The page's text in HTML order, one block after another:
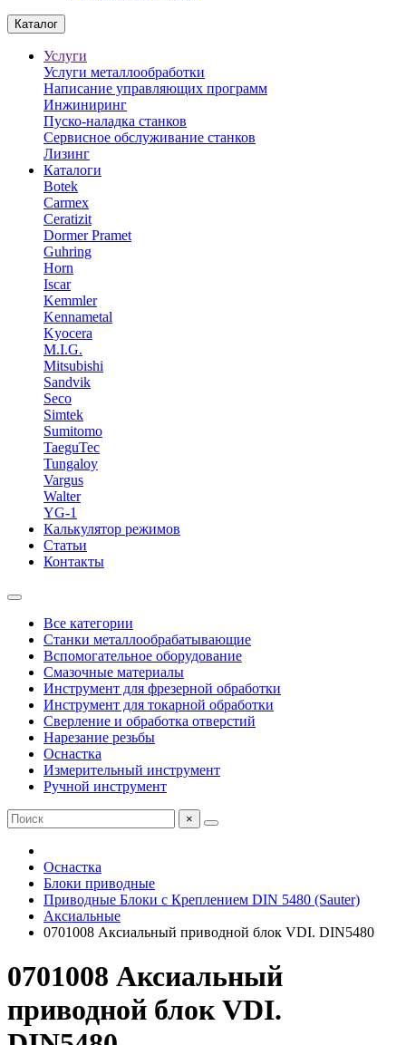
Каталог
Услуги
Услуги металлообработки
Написание управляющих программ
Инжиниринг
Пуско-наладка станков
Сервисное обслуживание станков
Лизинг
Каталоги
Botek
Carmex
Ceratizit
Dormer Pramet
Guhring
Horn
Iscar
Kemmler
Kennametal
Kyocera
M.I.G.
Mitsubishi
Sandvik
Seco
Simtek
Sumitomo
TaeguTec
Tungaloy
Vargus
Walter
YG-1
Калькулятор режимов
Статьи
Контакты
Все категории
Станки металлообрабатывающие
Вспомогательное оборудование
Смазочные материалы
Инструмент для фрезерной обработки
Инструмент для токарной обработки
Сверление и обработка отверстий
Нарезание резьбы
Оснастка
Измерительный инструмент
Ручной инструмент
×
Оснастка
Блоки приводные
Приводные Блоки с Креплением DIN 5480 (Sauter)
Аксиальные
0701008 Аксиальный приводной блок VDI. DIN5480
0701008 Аксиальный
приводной блок VDI.